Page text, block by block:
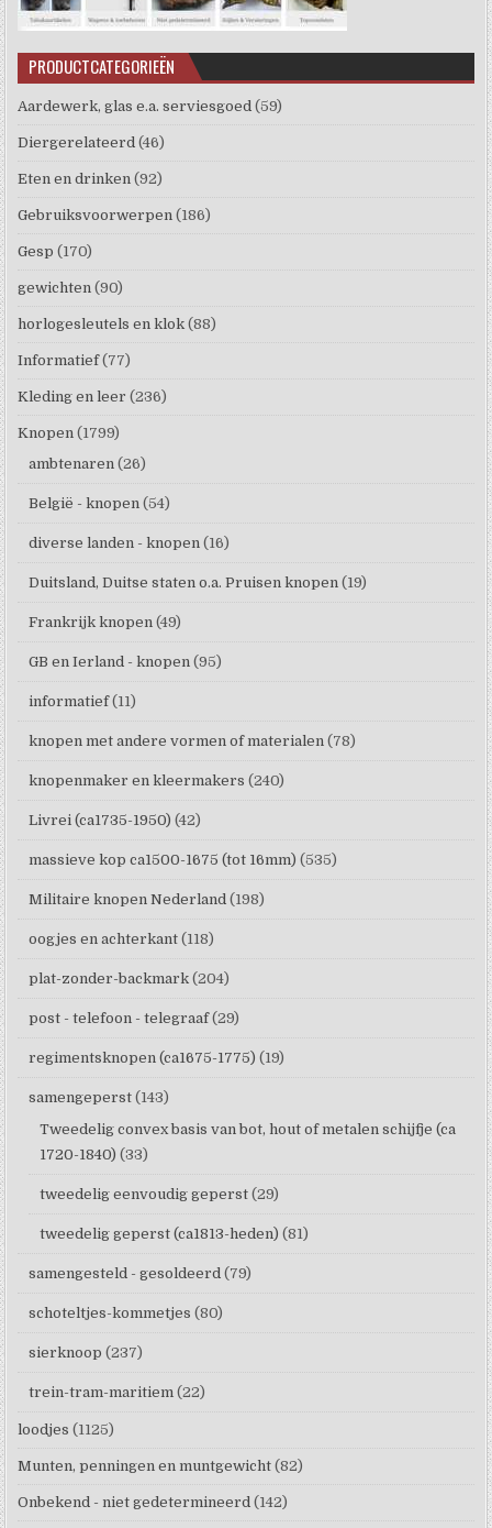
PRODUCTCATEGORIEËN
Aardewerk, glas e.a. serviesgoed (59)
Diergerelateerd (46)
Eten en drinken (92)
Gebruiksvoorwerpen (186)
Gesp (170)
gewichten (90)
horlogesleutels en klok (88)
Informatief (77)
Kleding en leer (236)
Knopen (1799)
ambtenaren (26)
België - knopen (54)
diverse landen - knopen (16)
Duitsland, Duitse staten o.a. Pruisen knopen (19)
Frankrijk knopen (49)
GB en Ierland - knopen (95)
informatief (11)
knopen met andere vormen of materialen (78)
knopenmaker en kleermakers (240)
Livrei (ca1735-1950) (42)
massieve kop ca1500-1675 (tot 16mm) (535)
Militaire knopen Nederland (198)
oogjes en achterkant (118)
plat-zonder-backmark (204)
post - telefoon - telegraaf (29)
regimentsknopen (ca1675-1775) (19)
samengeperst (143)
Tweedelig convex basis van bot, hout of metalen schijfje (ca
1720-1840) (33)
tweedelig eenvoudig geperst (29)
tweedelig geperst (ca1813-heden) (81)
samengesteld - gesoldeerd (79)
schoteltjes-kommetjes (80)
sierknoop (237)
trein-tram-maritiem (22)
loodjes (1125)
Munten, penningen en muntgewicht (82)
Onbekend - niet gedetermineerd (142)